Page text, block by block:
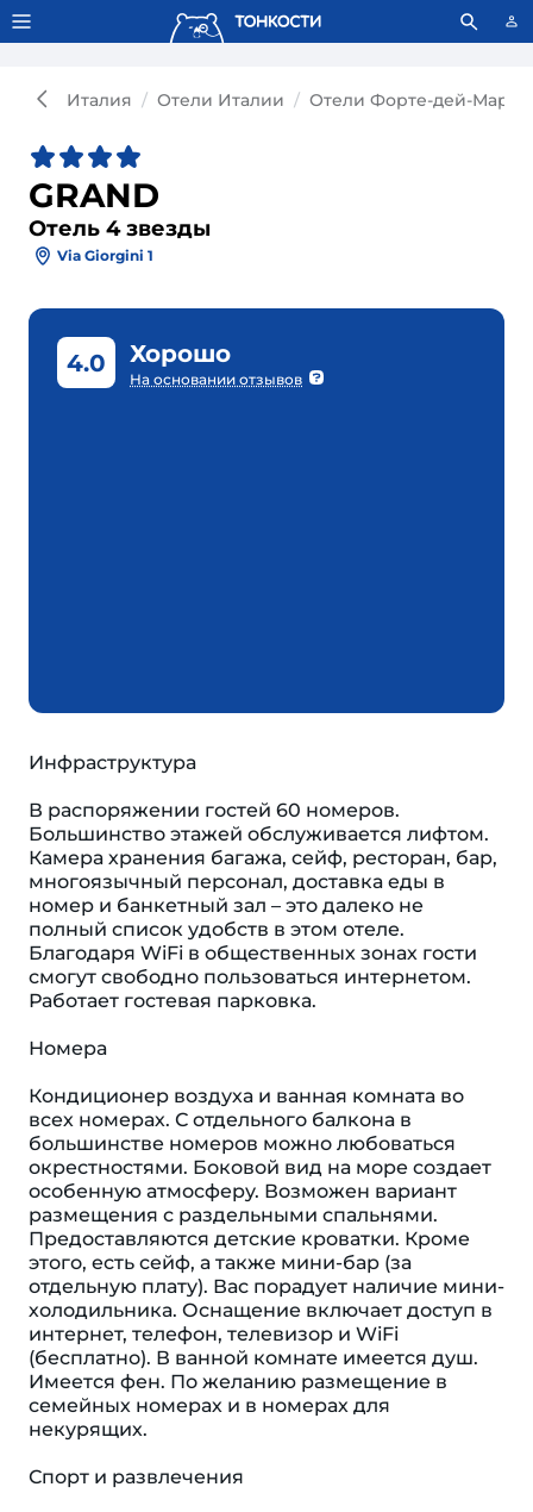
Тонкости используют сookie-файлы. Что это значит?
Италия Отели Италии Отели Форте-дей-Марми
GRAND
Отель 4 звезды
Via Giorgini 1
4.0 Хорошо
На основании отзывов
Инфраструктура
В распоряжении гостей 60 номеров.
Большинство этажей обслуживается лифтом.
Камера хранения багажа, сейф, ресторан, бар,
многоязычный персонал, доставка еды в
номер и банкетный зал – это далеко не
полный список удобств в этом отеле.
Благодаря WiFi в общественных зонах гости
смогут свободно пользоваться интернетом.
Работает гостевая парковка.
Номера
Кондиционер воздуха и ванная комната во
всех номерах. С отдельного балкона в
большинстве номеров можно любоваться
окрестностями. Боковой вид на море создает
особенную атмосферу. Возможен вариант
размещения с раздельными спальнями.
Предоставляются детские кроватки. Кроме
этого, есть сейф, а также мини-бар (за
отдельную плату). Вас порадует наличие мини-
холодильника. Оснащение включает доступ в
интернет, телефон, телевизор и WiFi
(бесплатно). В ванной комнате имеется душ.
Имеется фен. По желанию размещение в
семейных номерах и в номерах для
некурящих.
Спорт и развлечения